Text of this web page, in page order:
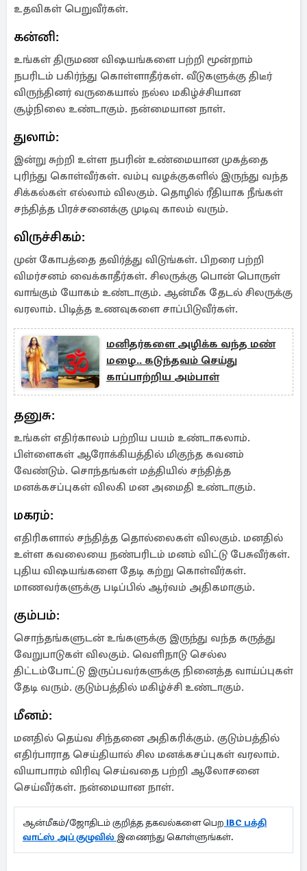
உதவிகள் பெறுவீர்கள்.
கன்னி:
உங்கள் திருமண விஷயங்களை பற்றி மூன்றாம்
நபரிடம் பகிர்ந்து கொள்ளாதீர்கள். வீடுகளுக்கு திடீர்
விருந்தினர் வருகையால் நல்ல மகிழ்ச்சியான
சூழ்நிலை உண்டாகும். நன்மையான நாள்.
துலாம்:
இன்று சுற்றி உள்ள நபரின் உண்மையான முகத்தை
புரிந்து கொள்வீர்கள். வம்பு வழக்குகளில் இருந்து வந்த
சிக்கல்கள் எல்லாம் விலகும். தொழில் ரீதியாக நீங்கள்
சந்தித்த பிரச்சனைக்கு முடிவு காலம் வரும்.
விருச்சிகம்:
முன் கோபத்தை தவிர்த்து விடுங்கள். பிறரை பற்றி
விமர்சனம் வைக்காதீர்கள். சிலருக்கு பொன் பொருள்
வாங்கும் யோகம் உண்டாகும். ஆன்மீக தேடல் சிலருக்கு
வரலாம். பிடித்த உணவுகளை சாப்பிடுவீர்கள்.
மனிதர்களை அழிக்க வந்த மண்
மழை.. கடுந்தவம் செய்து
காப்பாற்றிய அம்பாள்
தனுசு:
உங்கள் எதிர்காலம் பற்றிய பயம் உண்டாகலாம்.
பிள்ளைகள் ஆரோக்கியத்தில் மிகுந்த கவனம்
வேண்டும். சொந்தங்கள் மத்தியில் சந்தித்த
மனக்கசப்புகள் விலகி மன அமைதி உண்டாகும்.
மகரம்:
எதிரிகளால் சந்தித்த தொல்லைகள் விலகும். மனதில்
உள்ள கவலையை நண்பரிடம் மனம் விட்டு பேசுவீர்கள்.
புதிய விஷயங்களை தேடி கற்று கொள்வீர்கள்.
மாணவர்களுக்கு படிப்பில் ஆர்வம் அதிகமாகும்.
கும்பம்:
சொந்தங்களுடன் உங்களுக்கு இருந்து வந்த கருத்து
வேறுபாடுகள் விலகும். வெளிநாடு செல்ல
திட்டம்போட்டு இருப்பவர்களுக்கு நினைத்த வாய்ப்புகள்
தேடி வரும். குடும்பத்தில் மகிழ்ச்சி உண்டாகும்.
மீனம்:
மனதில் தெய்வ சிந்தனை அதிகரிக்கும். குடும்பத்தில்
எதிர்பாராத செய்தியால் சில மனக்கசப்புகள் வரலாம்.
வியாபாரம் விரிவு செய்வதை பற்றி ஆலோசனை
செய்வீர்கள். நன்மையான நாள்.
ஆன்மீகம்/ஜோதிடம் குறித்த தகவல்களை பெற IBC பக்தி
வாட்ஸ் அப் குழுவில் இணைந்து கொள்ளுங்கள்.